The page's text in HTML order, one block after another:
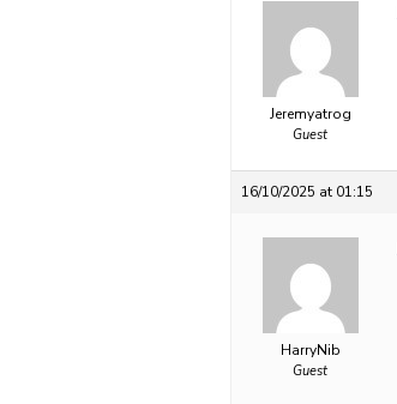
Jeremyatrog
Guest
16/10/2025 at 01:15
HarryNib
Guest